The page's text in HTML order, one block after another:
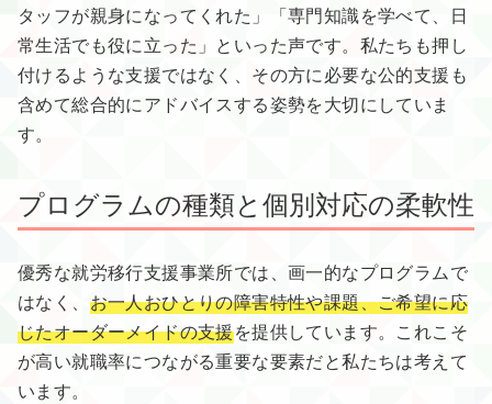
タッフが親身になってくれた」「専門知識を学べて、日
常生活でも役に立った」といった声です。私たちも押し
付けるような支援ではなく、その方に必要な公的支援も
含めて総合的にアドバイスする姿勢を大切にしていま
す。
プログラムの種類と個別対応の柔軟性
優秀な就労移行支援事業所では、画一的なプログラムで
はなく、 お一人おひとりの障害特性や課題、ご希望に応
じたオーダーメイドの支援を提供しています。これこそ
が高い就職率につながる重要な要素だと私たちは考えて
います。